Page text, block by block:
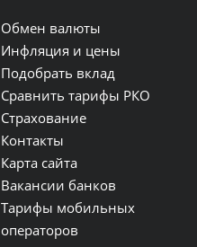
Обмен валюты
Инфляция и цены
Подобрать вклад
Сравнить тарифы РКО
Страхование
Контакты
Карта сайта
Вакансии банков
Тарифы мобильных
операторов